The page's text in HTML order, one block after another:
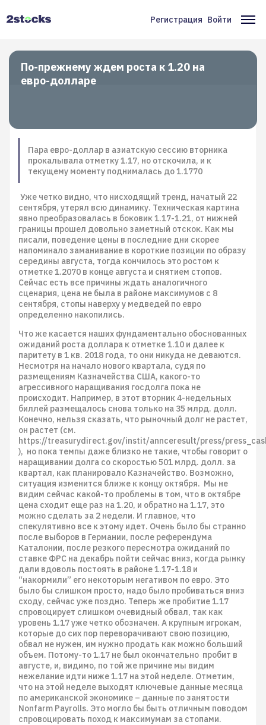
Меню
учётной
записи
Регистрация Войти
По-прежнему ждем роста к 1.20 на
евро-долларе
Пара евро-доллар в азиатскую сессию вторника
прокалывала отметку 1.17, но отскочила, и к
текущему моменту поднималась до 1.1770
Уже четко видно, что нисходящий тренд, начатый 22
сентября, утерял всю динамику. Техническая картина
явно преобразовалась в боковик 1.17-1.21, от нижней
границы прошел довольно заметный отскок. Как мы
писали, поведение цены в последние дни скорее
напоминало заманивание в короткие позиции по образу
середины августа, тогда кончилось это ростом к
отметке 1.2070 в конце августа и снятием стопов.
Сейчас есть все причины ждать аналогичного
сценария, цена не была в районе максимумов с 8
сентября, стопы наверху у медведей по евро
определенно накопились.
Что же касается наших фундаментально обоснованных
ожиданий роста доллара к отметке 1.10 и далее к
паритету в 1 кв. 2018 года, то они никуда не деваются.
Несмотря на начало нового квартала, судя по
размещениям Казначейства США, какого-то
агрессивного наращивания госдолга пока не
происходит. Например, в этот вторник 4-недельных
биллей размещалось снова только на 35 млрд. долл.
Конечно, нельзя сказать, что рыночный долг не растет,
он растет (см.
https://treasurydirect.gov/instit/annceresult/press/
), но пока темпы даже близко не такие, чтобы говорит о
наращивании долга со скоростью 501 млрд. долл. за
квартал, как планировало Казначейство. Возможно,
ситуация изменится ближе к концу октября. Мы не
видим сейчас какой-то проблемы в том, что в октябре
цена сходит еще раз на 1.20, и обратно на 1.17, это
можно сделать за 2 недели. И главное, что
спекулятивно все к этому идет. Очень было бы странно
после выборов в Германии, после референдума
Каталонии, после резкого пересмотра ожиданий по
ставке ФРС на декабрь пойти сейчас вниз, когда рынку
дали вдоволь постоять в районе 1.17-1.18 и
“накормили” его некоторым негативом по евро. Это
было бы слишком просто, надо было пробиваться вниз
сходу, сейчас уже поздно. Теперь же пробитие 1.17
спровоцирует слишком очевидный обвал, так как
уровень 1.17 уже четко обозначен. А крупным игрокам,
которые до сих пор переворачивают свою позицию,
обвал не нужен, им нужно продать как можно больший
объем. Потому-то 1.17 не был окончательно пробит в
августе, и, видимо, по той же причине мы видим
нежелание идти ниже 1.17 на этой неделе. Отметим,
что на этой неделе выходят ключевые данные месяца
по американской экономике – данные по занятости
Nonfarm Payrolls. Это могло бы быть отличным поводом
спровоцировать поход к максимумам за стопами.